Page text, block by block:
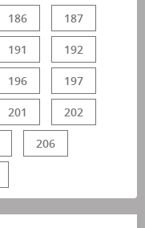
186 187
191 192
196 197
201 202
206